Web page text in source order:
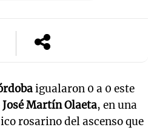
igualaron 0 a 0 este
José Martín Olaeta, en una
rosarino del ascenso que